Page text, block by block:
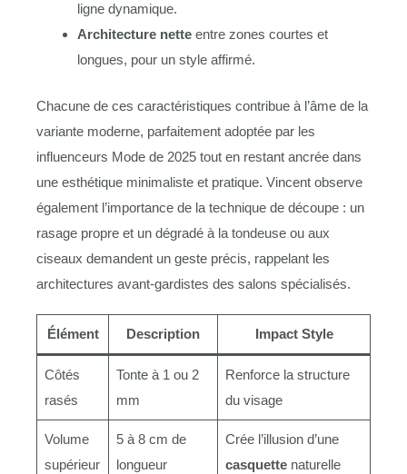
ligne dynamique.
Architecture nette entre zones courtes et
longues, pour un style affirmé.
Chacune de ces caractéristiques contribue à l’âme de la
variante moderne, parfaitement adoptée par les
influenceurs Mode de 2025 tout en restant ancrée dans
une esthétique minimaliste et pratique. Vincent observe
également l’importance de la technique de découpe : un
rasage propre et un dégradé à la tondeuse ou aux
ciseaux demandent un geste précis, rappelant les
architectures avant-gardistes des salons spécialisés.
Élément Description Impact Style
Côtés
rasés
Tonte à 1 ou 2
mm
Renforce la structure
du visage
Volume
supérieur
5 à 8 cm de
longueur
Crée l’illusion d’une
casquettenaturelle